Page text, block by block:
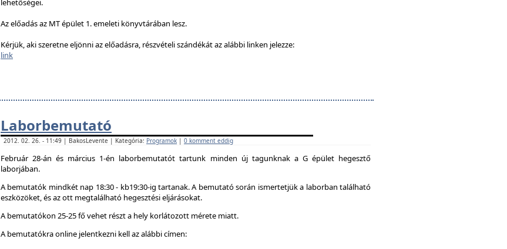
lehetőségei.
Az előadás az MT épület 1. emeleti könyvtárában lesz.
Kérjük, aki szeretne eljönni az előadásra, részvételi szándékát az alábbi linken jelezze:
link
Laborbemutató
2012. 02. 26. - 11:49 | BakosLevente | Kategória: Programok | 0 komment eddig
Február 28-án és március 1-én laborbemutatót tartunk minden új tagunknak a G épület hegesztő
laborjában.
A bemutatók mindkét nap 18:30 - kb19:30-ig tartanak. A bemutató során ismertetjük a laborban található
eszközöket, és az ott megtalálható hegesztési eljárásokat.
A bemutatókon 25-25 fő vehet részt a hely korlátozott mérete miatt.
A bemutatókra online jelentkezni kell az alábbi címen: